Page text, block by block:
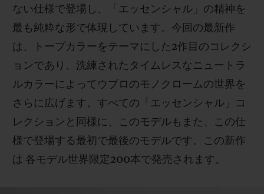
ない仕様で登場し、「エッセンシャル」の精神を
最も純粋な形で体現しています。今回の最新作
は、トープカラーをテーマにした2作目のコレクシ
ョンであり、洗練されたタイムレスなニュートラ
ルカラーによってウブロのモノクロームの世界を
さらに広げます。すべての「エッセンシャル」コ
レクションと同様に、このモデルもまた、この仕
様で登場する最初で最後のモデルです。この新作
は 各モデル世界限定200本で発売されます。
ブティック検索